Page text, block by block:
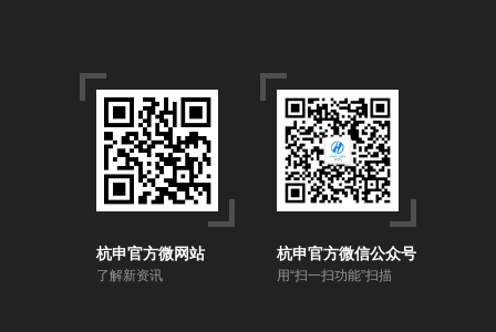
杭申官方微网站
了解新资讯
杭申官方微信公众号
用“扫一扫功能”扫描